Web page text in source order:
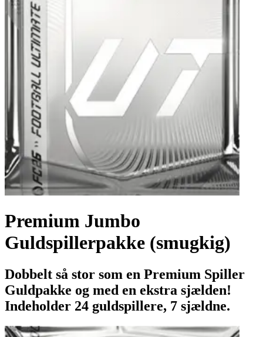
Premium Jumbo
Guldspillerpakke (smugkig)
Dobbelt så stor som en Premium Spiller
Guldpakke og med en ekstra sjælden!
Indeholder 24 guldspillere, 7 sjældne.